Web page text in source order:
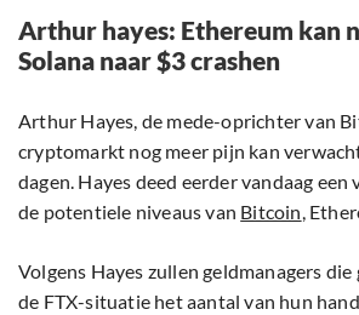
Arthur hayes: Ethereum kan
Solana naar $3 crashen
Arthur Hayes, de mede-oprichter van
cryptomarkt nog meer pijn kan
dagen. Hayes deed eerder vandaag
de potentiele niveaus van Bitcoin,
Volgens Hayes zullen geldmanagers
de FTX-situatie het aantal van hun